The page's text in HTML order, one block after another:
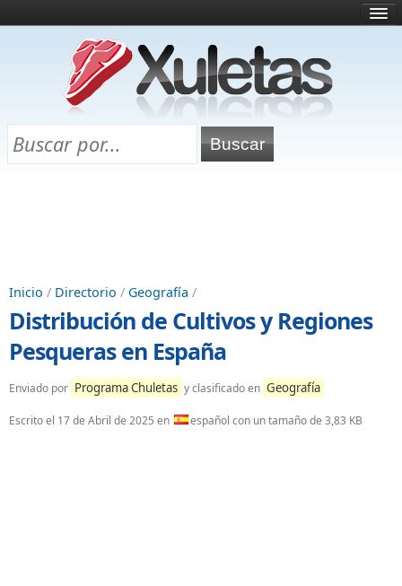
¿Qué es esto?
Directorio
Chuletas para exámenes
Inicio / Directorio / Geografía /
Distribución de Cultivos y Regiones
Pesqueras en España
Enviado por Programa Chuletas y clasificado en Geografía
Escrito el 17 de Abril de 2025 en español con un tamaño de 3,83 KB